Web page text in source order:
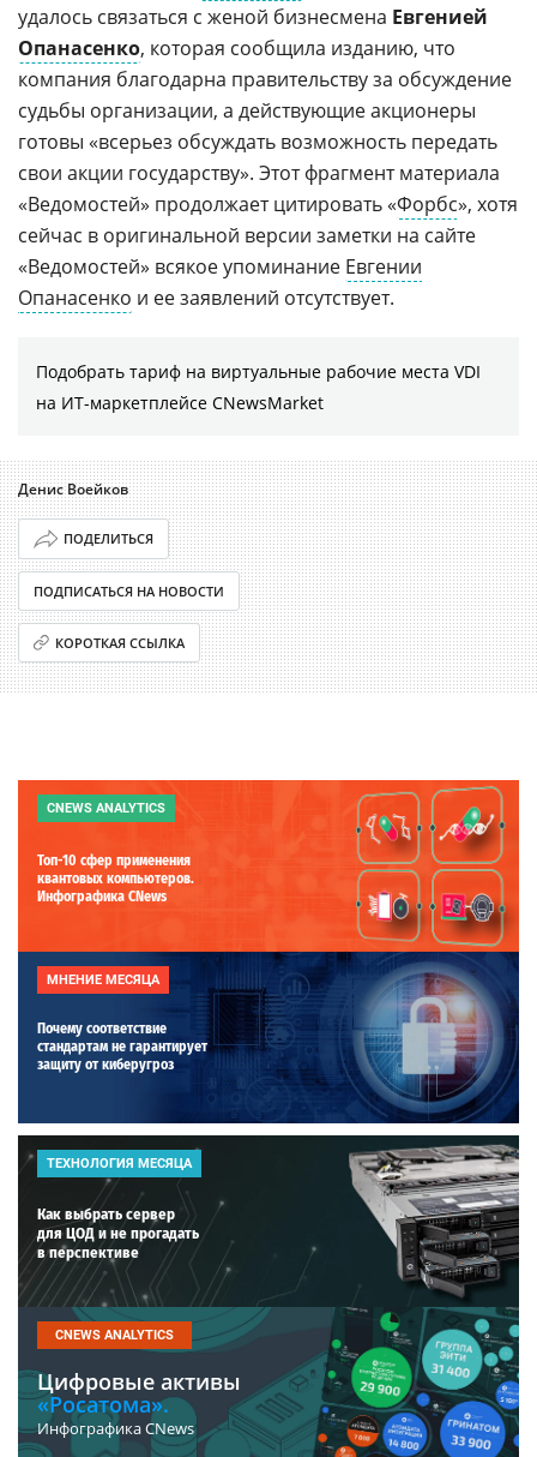
удалось связаться с женой бизнесмена Евгенией
Опанасенко, которая сообщила изданию, что
компания благодарна правительству за обсуждение
судьбы организации, а действующие акционеры
готовы «всерьез обсуждать возможность передать
свои акции государству». Этот фрагмент материала
«Ведомостей» продолжает цитировать «Форбс», хотя
сейчас в оригинальной версии заметки на сайте
«Ведомостей» всякое упоминание Евгении
Опанасенко и ее заявлений отсутствует.
Подобрать тариф на виртуальные рабочие места VDI
на ИТ-маркетплейсе CNewsMarket
Денис Воейков
ПОДЕЛИТЬСЯ
ПОДПИСАТЬСЯ НА НОВОСТИ
КОРОТКАЯ ССЫЛКА
CNEWS ANALYTICS
Топ-10 сфер применения
квантовых компьютеров.
Инфографика CNews
МНЕНИЕ МЕСЯЦА
Почему соответствие
стандартам не гарантирует
защиту от киберугроз
ТЕХНОЛОГИЯ МЕСЯЦА
Как выбрать сервер
для ЦОД и не прогадать
в перспективе
CNEWS ANALYTICS
Цифровые активы
«Росатома».
Инфографика CNews